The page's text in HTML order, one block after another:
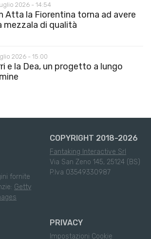
2026 - 14:54
Atta la Fiorentina torna ad avere
mezzala di qualità
2026 - 15:00
e la Dea, un progetto a lungo
fornite
Getty
COPYRIGHT 2018-2026
Fantaking Interactive Srl
Via San Zeno 145, 25124 (BS)
P.Iva 03549330987
PRIVACY
Impostazioni Cookie